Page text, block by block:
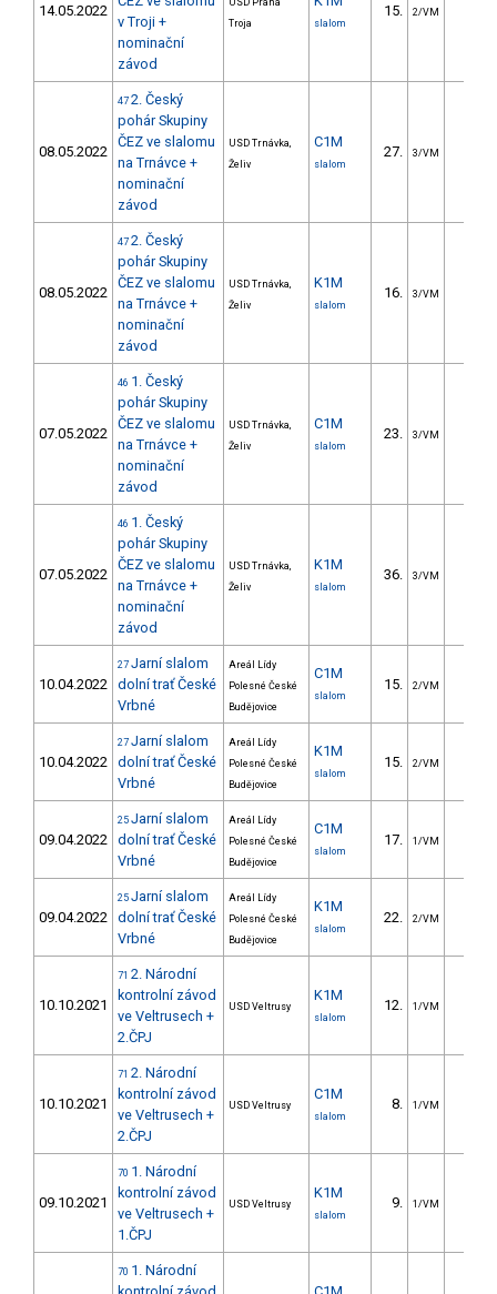
14.05.2022
v Troji +
nominační
závod
USD Praha
Troja
slalom
15. 2/VM
08.05.2022
47 2. Český
pohár Skupiny
ČEZ ve slalomu
na Trnávce +
nominační
závod
USD Trnávka,
Želiv
C1M
slalom
27. 3/VM
08.05.2022
47 2. Český
pohár Skupiny
ČEZ ve slalomu
na Trnávce +
nominační
závod
USD Trnávka,
Želiv
K1M
slalom
16. 3/VM
07.05.2022
46 1. Český
pohár Skupiny
ČEZ ve slalomu
na Trnávce +
nominační
závod
USD Trnávka,
Želiv
C1M
slalom
23. 3/VM
07.05.2022
46 1. Český
pohár Skupiny
ČEZ ve slalomu
na Trnávce +
nominační
závod
USD Trnávka,
Želiv
K1M
slalom
36. 3/VM
10.04.2022
27 Jarní slalom
dolní trať České
Vrbné
Areál Lídy
Polesné České
Budějovice
C1M
slalom
15. 2/VM
10.04.2022
27 Jarní slalom
dolní trať České
Vrbné
Areál Lídy
Polesné České
Budějovice
K1M
slalom
15. 2/VM
09.04.2022
25 Jarní slalom
dolní trať České
Vrbné
Areál Lídy
Polesné České
Budějovice
C1M
slalom
17. 1/VM
09.04.2022
25 Jarní slalom
dolní trať České
Vrbné
Areál Lídy
Polesné České
Budějovice
K1M
slalom
22. 2/VM
10.10.2021
71 2. Národní
kontrolní závod
ve Veltrusech +
2.ČPJ
USD Veltrusy
K1M
slalom
12. 1/VM
10.10.2021
71 2. Národní
kontrolní závod
ve Veltrusech +
2.ČPJ
USD Veltrusy
C1M
slalom
8. 1/VM
09.10.2021
70 1. Národní
kontrolní závod
ve Veltrusech +
1.ČPJ
USD Veltrusy
K1M
slalom
9. 1/VM
70 1. Národní